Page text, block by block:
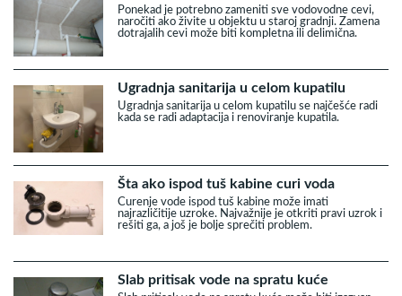
Ponekad je potrebno zameniti sve vodovodne cevi,
naročiti ako živite u objektu u staroj gradnji. Zamena
dotrajalih cevi može biti kompletna ili delimična.
Ugradnja sanitarija u celom kupatilu
Ugradnja sanitarija u celom kupatilu se najčešće radi
kada se radi adaptacija i renoviranje kupatila.
Šta ako ispod tuš kabine curi voda
Curenje vode ispod tuš kabine može imati
najrazličitije uzroke. Najvažnije je otkriti pravi uzrok i
rešiti ga, a još je bolje sprečiti problem.
Slab pritisak vode na spratu kuće